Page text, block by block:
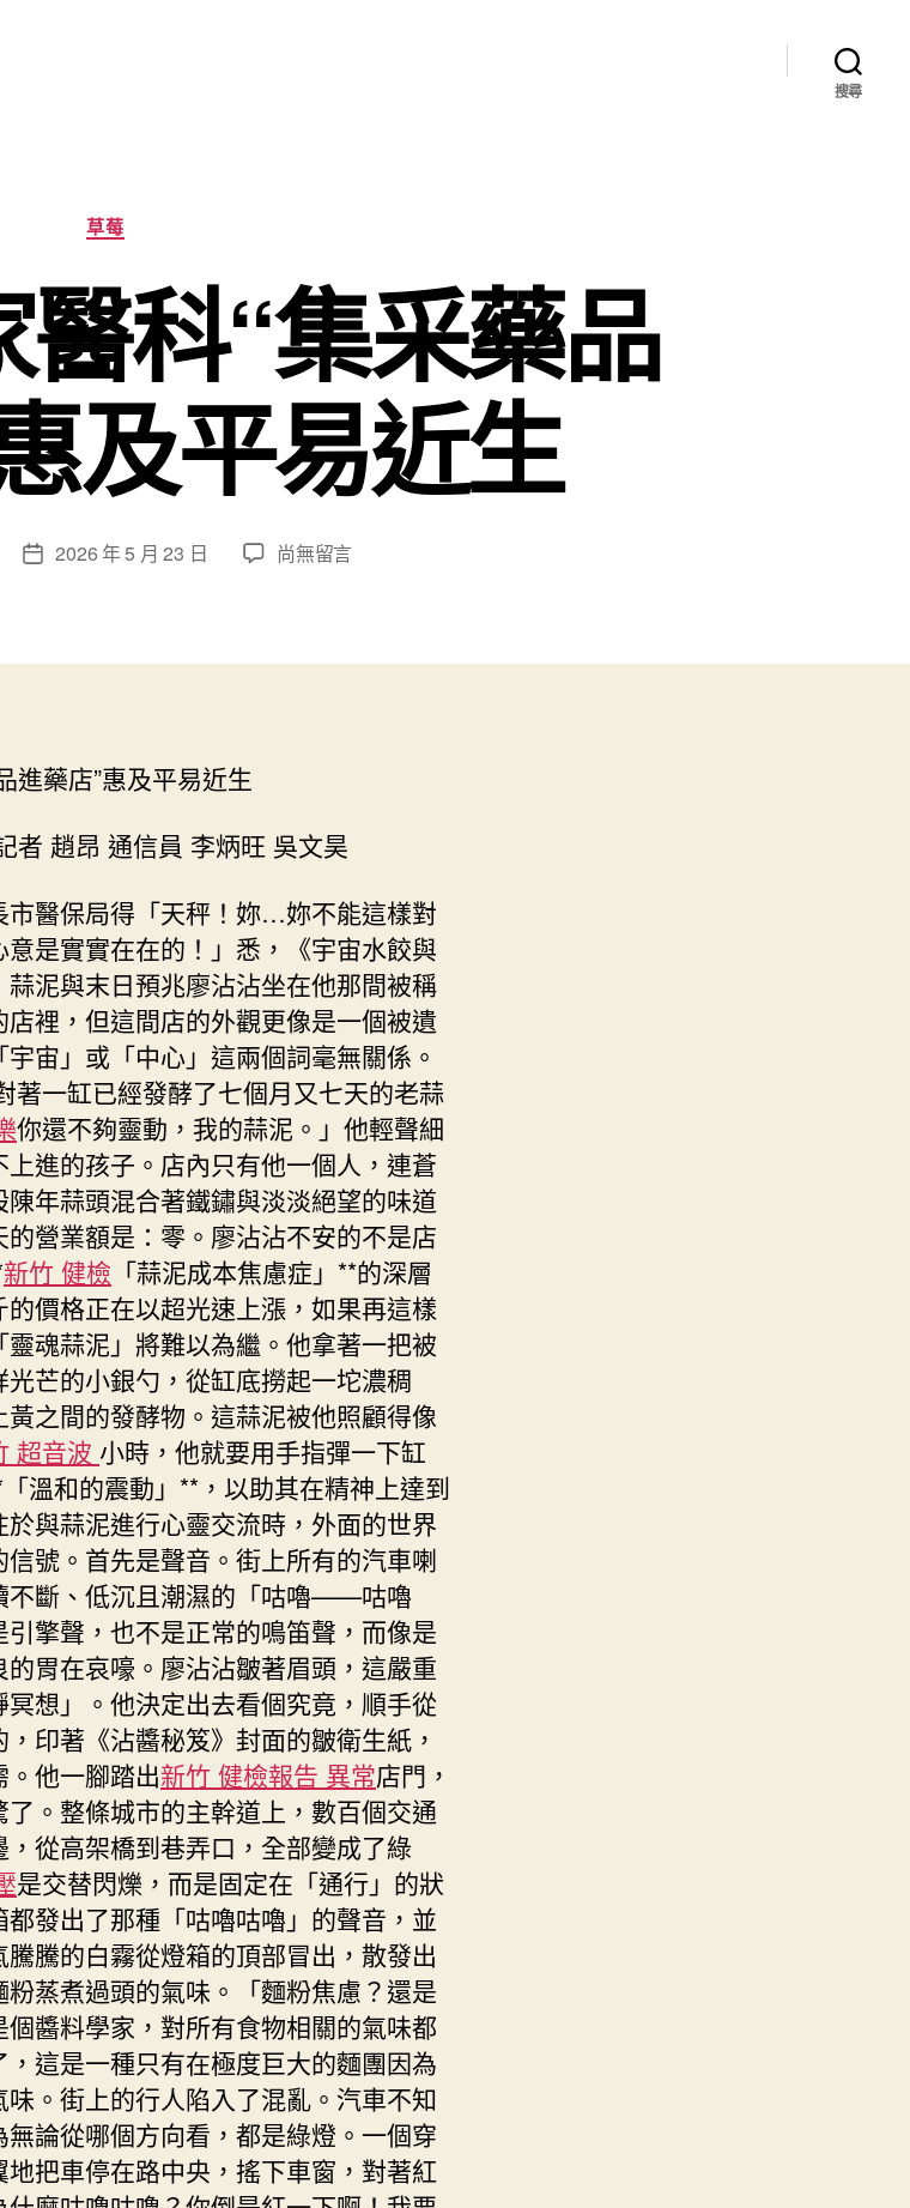
搜尋
分
類
草莓
科“集采藥品
及平易近生
文
日
2026 年 5 月 23 日
在
所
藥
品
進
藥
店”
惠
及
平
易
近
生〉
中
尚無留言
進藥店”惠及平易近生
者 趙昂 通信員 李炳旺 吳文昊
市醫保局得「天秤！妳…妳不能這樣對
是實實在在的！」悉，《宇宙水餃與
泥與末日預兆廖沾沾坐在他那間被稱
裡，但這間店的外觀更像是一個被遺
宙」或「中心」這兩個詞毫無關係。
著一缸已經發酵了七個月又七天的老蒜
你還不夠靈動，我的蒜泥。」他輕聲細
進的孩子。店內只有他一個人，連蒼
年蒜頭混合著鐵鏽與淡淡絕望的味道
營業額是：零。廖沾沾不安的不是店
新竹 健檢 「蒜泥成本焦慮症」**的深層
價格正在以超光速上漲，如果再這樣
魂蒜泥」將難以為繼。他拿著一把被
芒的小銀勺，從缸底撈起一坨濃稠
之間的發酵物。這蒜泥被他照顧得像
超音波 小時，他就要用手指彈一下缸
溫和的震動」**，以助其在精神上達到
與蒜泥進行心靈交流時，外面的世界
號。首先是聲音。街上所有的汽車喇
不斷、低沉且潮濕的「咕嚕——咕嚕
擎聲，也不是正常的鳴笛聲，而像是
胃在哀嚎。廖沾沾皺著眉頭，這嚴重
想」。他決定出去看個究竟，順手從
印著《沾醬秘笈》封面的皺衛生紙，
他一腳踏出新竹 健檢報告 異常店門，
。整條城市的主幹道上，數百個交通
從高架橋到巷弄口，全部變成了綠
是交替閃爍，而是固定在「通行」的狀
發出了那種「咕嚕咕嚕」的聲音，並
騰的白霧從燈箱的頂部冒出，散發出
蒸煮過頭的氣味。「麵粉焦慮？還是
醬料學家，對所有食物相關的氣味都
這是一種只有在極度巨大的麵團因為
。街上的行人陷入了混亂。汽車不知
論從哪個方向看，都是綠燈。一個穿
把車停在路中央，搖下車窗，對著紅